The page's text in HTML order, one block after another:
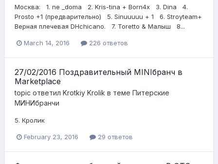
Mосква: 1. ne _doma 2. Kris-tina + Born4x 3. Dina 4.
Prosto +1 (предварительно) 5. Sinuuuuu + 1 6. Stroyteam+
Верная плечевая DHchicano. 7. Toretto & Малыш 8...
March 14, 2016 226 ответов
27/02/2016 Поздравительный MINIбранч в
Marketplace
topic ответил Krotkiy Krolik в теме Питерские
МИНИбранчи
5. Кролик
February 23, 2016 29 ответов